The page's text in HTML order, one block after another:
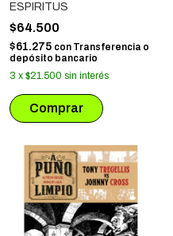
ESPIRITUS
$64.500
$61.275 con Transferencia o
depósito bancario
3 x $21.500 sin interés